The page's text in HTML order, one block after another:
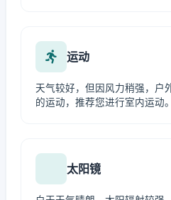
运动
天气较好，但因风力稍强，户
的运动，推荐您进行室内运动。
太阳镜